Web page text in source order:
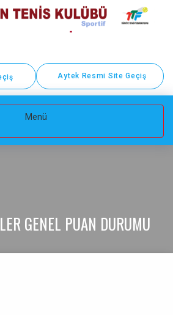
Aytek Resmi Site Geçiş
Menü
GENEL PUAN DURUMU